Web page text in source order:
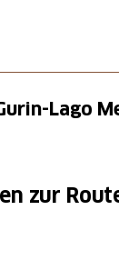
Lago
zur